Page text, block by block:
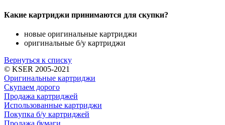
Какие картриджи принимаются для скупки?
новые оригинальные картриджи
оригинальные б/у картриджи
Вернуться к списку
© KSER 2005-2021
Оригинальные картриджи
Скупаем дорого
Продажа картриджей
Использованные картриджи
Покупка б/у картриджей
Продажа бумаги